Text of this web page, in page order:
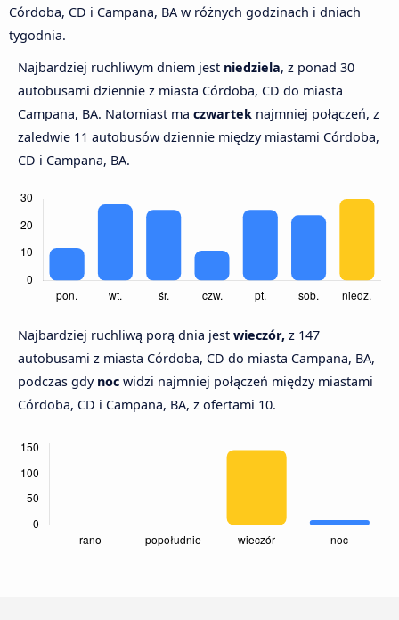
Córdoba, CD i Campana, BA w różnych godzinach i dniach
tygodnia.
Najbardziej ruchliwym dniem jest niedziela, z ponad 30
autobusami dziennie z miasta Córdoba, CD do miasta
Campana, BA. Natomiast ma czwartek najmniej połączeń, z
zaledwie 11 autobusów dziennie między miastami Córdoba,
CD i Campana, BA.
Najbardziej ruchliwą porą dnia jest wieczór, z 147
autobusami z miasta Córdoba, CD do miasta Campana, BA,
podczas gdy noc widzi najmniej połączeń między miastami
Córdoba, CD i Campana, BA, z ofertami 10.